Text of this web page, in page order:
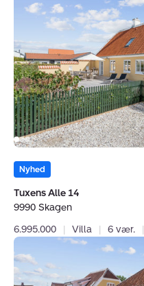
Alle
Skagen
Nyhed
Tuxens Alle 14
9990 Skagen
6.995.000
| Villa | 6 vær. |
Ved
Kirken